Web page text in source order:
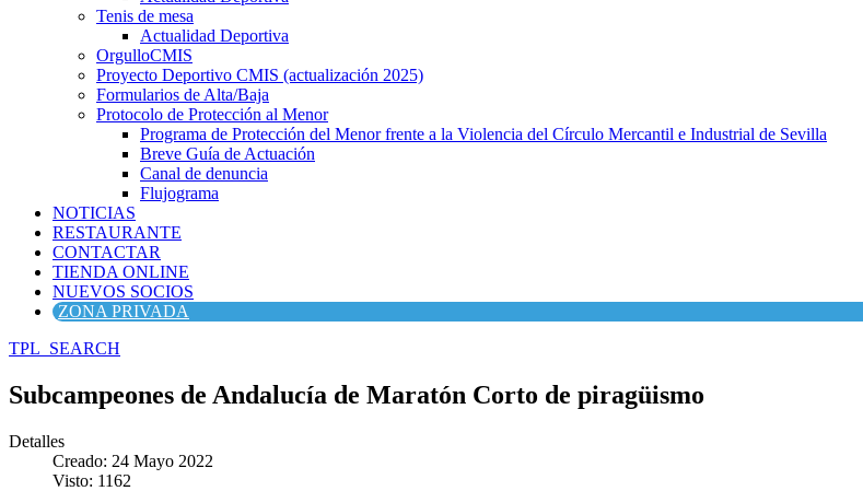
Tenis de mesa
Actualidad Deportiva
OrgulloCMIS
Proyecto Deportivo CMIS (actualización 2025)
Formularios de Alta/Baja
Protocolo de Protección al Menor
Programa de Protección del Menor frente a la Violencia del Círculo Mercantil e Industrial de Sevilla
Breve Guía de Actuación
Canal de denuncia
Flujograma
NOTICIAS
RESTAURANTE
CONTACTAR
TIENDA ONLINE
NUEVOS SOCIOS
ZONA PRIVADA
TPL_SEARCH
Subcampeones de Andalucía de Maratón Corto de piragüismo
Detalles
Creado: 24 Mayo 2022
Visto: 1162